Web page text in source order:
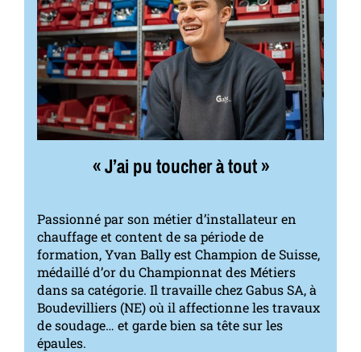
« J’ai pu toucher à tout »
Passionné par son métier d’installateur en
chauffage et content de sa période de
formation, Yvan Bally est Champion de Suisse,
médaillé d’or du Championnat des Métiers
dans sa catégorie. Il travaille chez Gabus SA, à
Boudevilliers (NE) où il affectionne les travaux
de soudage… et garde bien sa tête sur les
épaules.